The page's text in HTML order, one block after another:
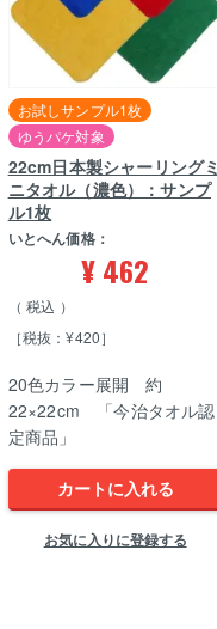
お試しサンプル1枚
ゆうパケ対象
22cm日本製シャーリングミ
ニタオル（濃色）：サンプ
ル1枚
いとへん価格：
¥ 462
税込
［税抜：¥420］
20色カラー展開 約
22×22cm 「今治タオル認
定商品」
カートに入れる
お気に入りに登録する